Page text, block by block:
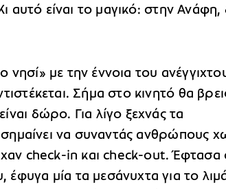
αυτό είναι το μαγικό: στην Ανάφη,
νησί» με την έννοια του
Σήμα στο κινητό θα
δώρο. Για λίγο ξεχνάς τα
να συναντάς ανθρώπους
check-in και check-out. Έφτασα
μία τα μεσάνυχτα για το